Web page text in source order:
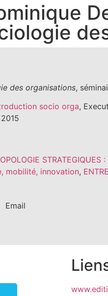
des organisations,
socio orga,
STRATEGIQUES
mobilité, innovation,
Email